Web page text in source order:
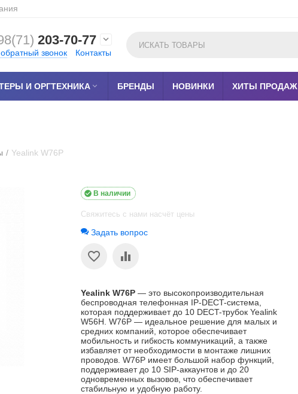
203-70-77 
звонок Контакты
И ОРГТЕХНИКА  БРЕНДЫ НОВИНКИ ХИТЫ ПРОДАЖ
/ Yealink W76P
В наличии

Свяжитесь с нами насчёт цены
Задать вопрос
Yealink W76P — это высокопроизводительная
беспроводная телефонная IP-DECT-система,
которая поддерживает до 10 DECT-трубок Yealink
W56H. W76P — идеальное решение для малых и
средних компаний, которое обеспечивает
мобильность и гибкость коммуникаций, а также
избавляет от необходимости в монтаже лишних
проводов. W76P имеет большой набор функций,
поддерживает до 10 SIP-аккаунтов и до 20
одновременных вызовов, что обеспечивает
стабильную и удобную работу.